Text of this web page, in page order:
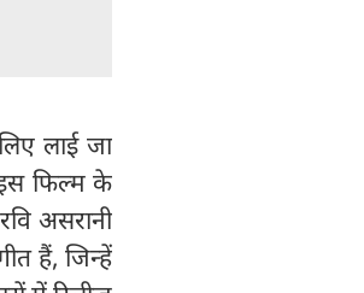
लाई जा
इस फिल्म के
असरानी
हैं, जिन्हें